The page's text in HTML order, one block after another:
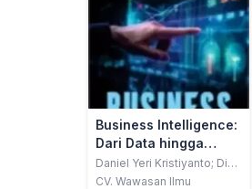
Business Intelligence:
Dari Data hingga
Keputusan
Menggunakan Looker
Daniel Yeri Kristiyanto; Didi
Supriyadi
CV. Wawasan Ilmu